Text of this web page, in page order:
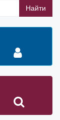
Найти